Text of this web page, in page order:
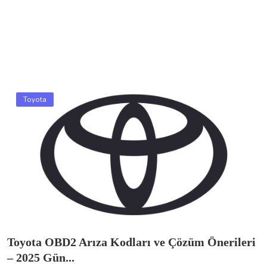
Toyota
Toyota OBD2 Arıza Kodları ve Çözüm Önerileri
– 2025 Gün...